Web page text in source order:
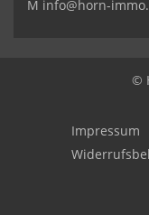
M info@horn-
©
Impressum